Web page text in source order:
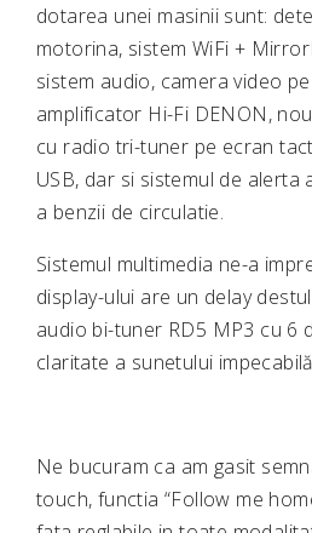
dotarea unei masinii sunt:
motorina, sistem WiFi +
sistem audio, camera video
amplificator Hi-Fi DENON,
cu radio tri-tuner pe ecran
USB, dar si sistemul de alerta
a benzii de circulatie.
Sistemul multimedia ne-a
display-ului are un delay
audio bi-tuner RD5 MP3 cu 6
claritate a sunetului
Ne bucuram ca am gasit
touch, functia “Follow me